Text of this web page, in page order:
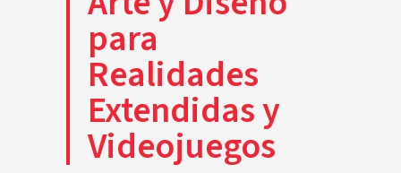
para
Realidades
Extendidas y
Videojuegos